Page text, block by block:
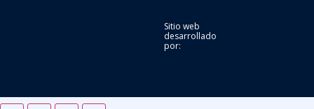
Sitio web
desarrollado
por: